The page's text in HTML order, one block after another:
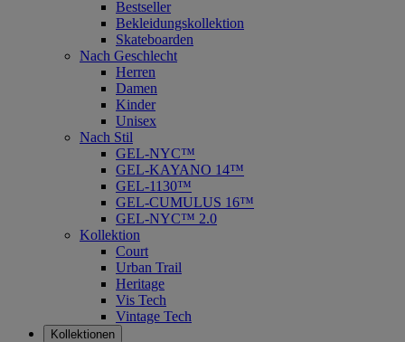
Bestseller
Bekleidungskollektion
Skateboarden
Nach Geschlecht
Herren
Damen
Kinder
Unisex
Nach Stil
GEL-NYC™
GEL-KAYANO 14™
GEL-1130™
GEL-CUMULUS 16™
GEL-NYC™ 2.0
Kollektion
Court
Urban Trail
Heritage
Vis Tech
Vintage Tech
Kollektionen